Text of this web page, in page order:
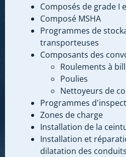
Composés de grade I
Composé MSHA
Programmes de
transporteuses
Composants des
Roulements à
Poulies
Nettoyeurs de
Programmes
Zones de charge
Installation de la
Installation et
dilatation des